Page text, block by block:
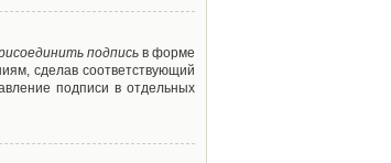
подписьв форме
сделав соответствующий
подписи в отдельных